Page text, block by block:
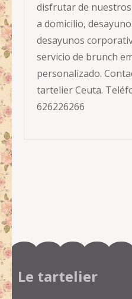
disfrutar de
a domicilio,
desayunos
servicio de brunch
personalizado.
tartelier Ceuta.
626226266
Le tartelier